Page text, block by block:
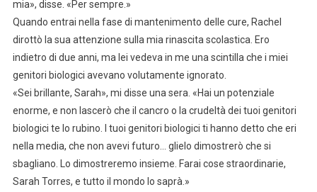
mia», disse. «Per sempre.»
Quando entrai nella fase di mantenimento delle cure, Rachel
dirottò la sua attenzione sulla mia rinascita scolastica. Ero
indietro di due anni, ma lei vedeva in me una scintilla che i miei
genitori biologici avevano volutamente ignorato.
«Sei brillante, Sarah», mi disse una sera. «Hai un potenziale
enorme, e non lascerò che il cancro o la crudeltà dei tuoi genitori
biologici te lo rubino. I tuoi genitori biologici ti hanno detto che eri
nella media, che non avevi futuro… glielo dimostrerò che si
sbagliano. Lo dimostreremo insieme. Farai cose straordinarie,
Sarah Torres, e tutto il mondo lo saprà.»